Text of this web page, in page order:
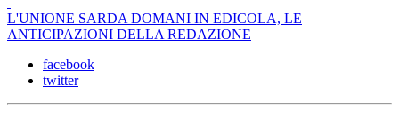
L'UNIONE SARDA DOMANI IN EDICOLA, LE
ANTICIPAZIONI DELLA REDAZIONE
facebook
twitter